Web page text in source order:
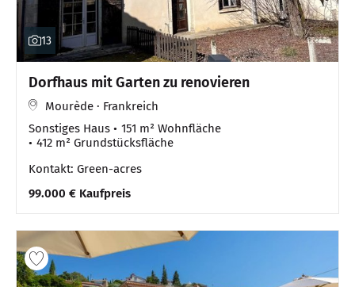
13
Dorfhaus mit Garten zu renovieren
Mourède · Frankreich
Sonstiges Haus
151 m² Wohnfläche
412 m² Grundstücksfläche
Kontakt: Green-acres
99.000 € Kaufpreis